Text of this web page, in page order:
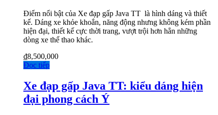
Điểm nổi bật của Xe đạp gấp Java TT là hình dáng và thiết
kế. Dáng xe khỏe khoắn, năng động nhưng không kém phần
hiện đại, thiết kế cực thời trang, vượt trội hơn hẳn những
dòng xe thể thao khác.
₫8,500,000
Đọc tiếp
Xe đạp gấp Java TT: kiểu dáng hiện
đại phong cách Ý